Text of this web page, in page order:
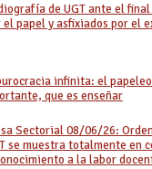
de UGT ante el
el papel y asfixiados por el
infinita: el
que es enseñar
Sectorial 08/06/26:
se muestra totalmente en
a la labor